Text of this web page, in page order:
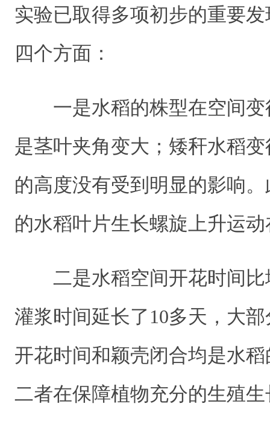
实验已取得多项初步的重要
四个方面：
一是水稻的株型在空间变
是茎叶夹角变大；矮秆水稻
的高度没有受到明显的影响
的水稻叶片生长螺旋上升运
二是水稻空间开花时间比
灌浆时间延长了10多天，大
开花时间和颖壳闭合均是水
二者在保障植物充分的生殖